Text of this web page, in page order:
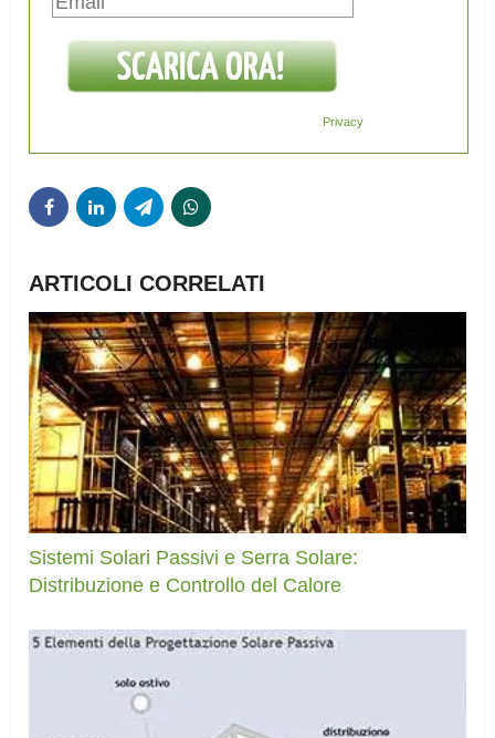
Privacy
ARTICOLI CORRELATI
Sistemi Solari Passivi e Serra Solare:
Distribuzione e Controllo del Calore